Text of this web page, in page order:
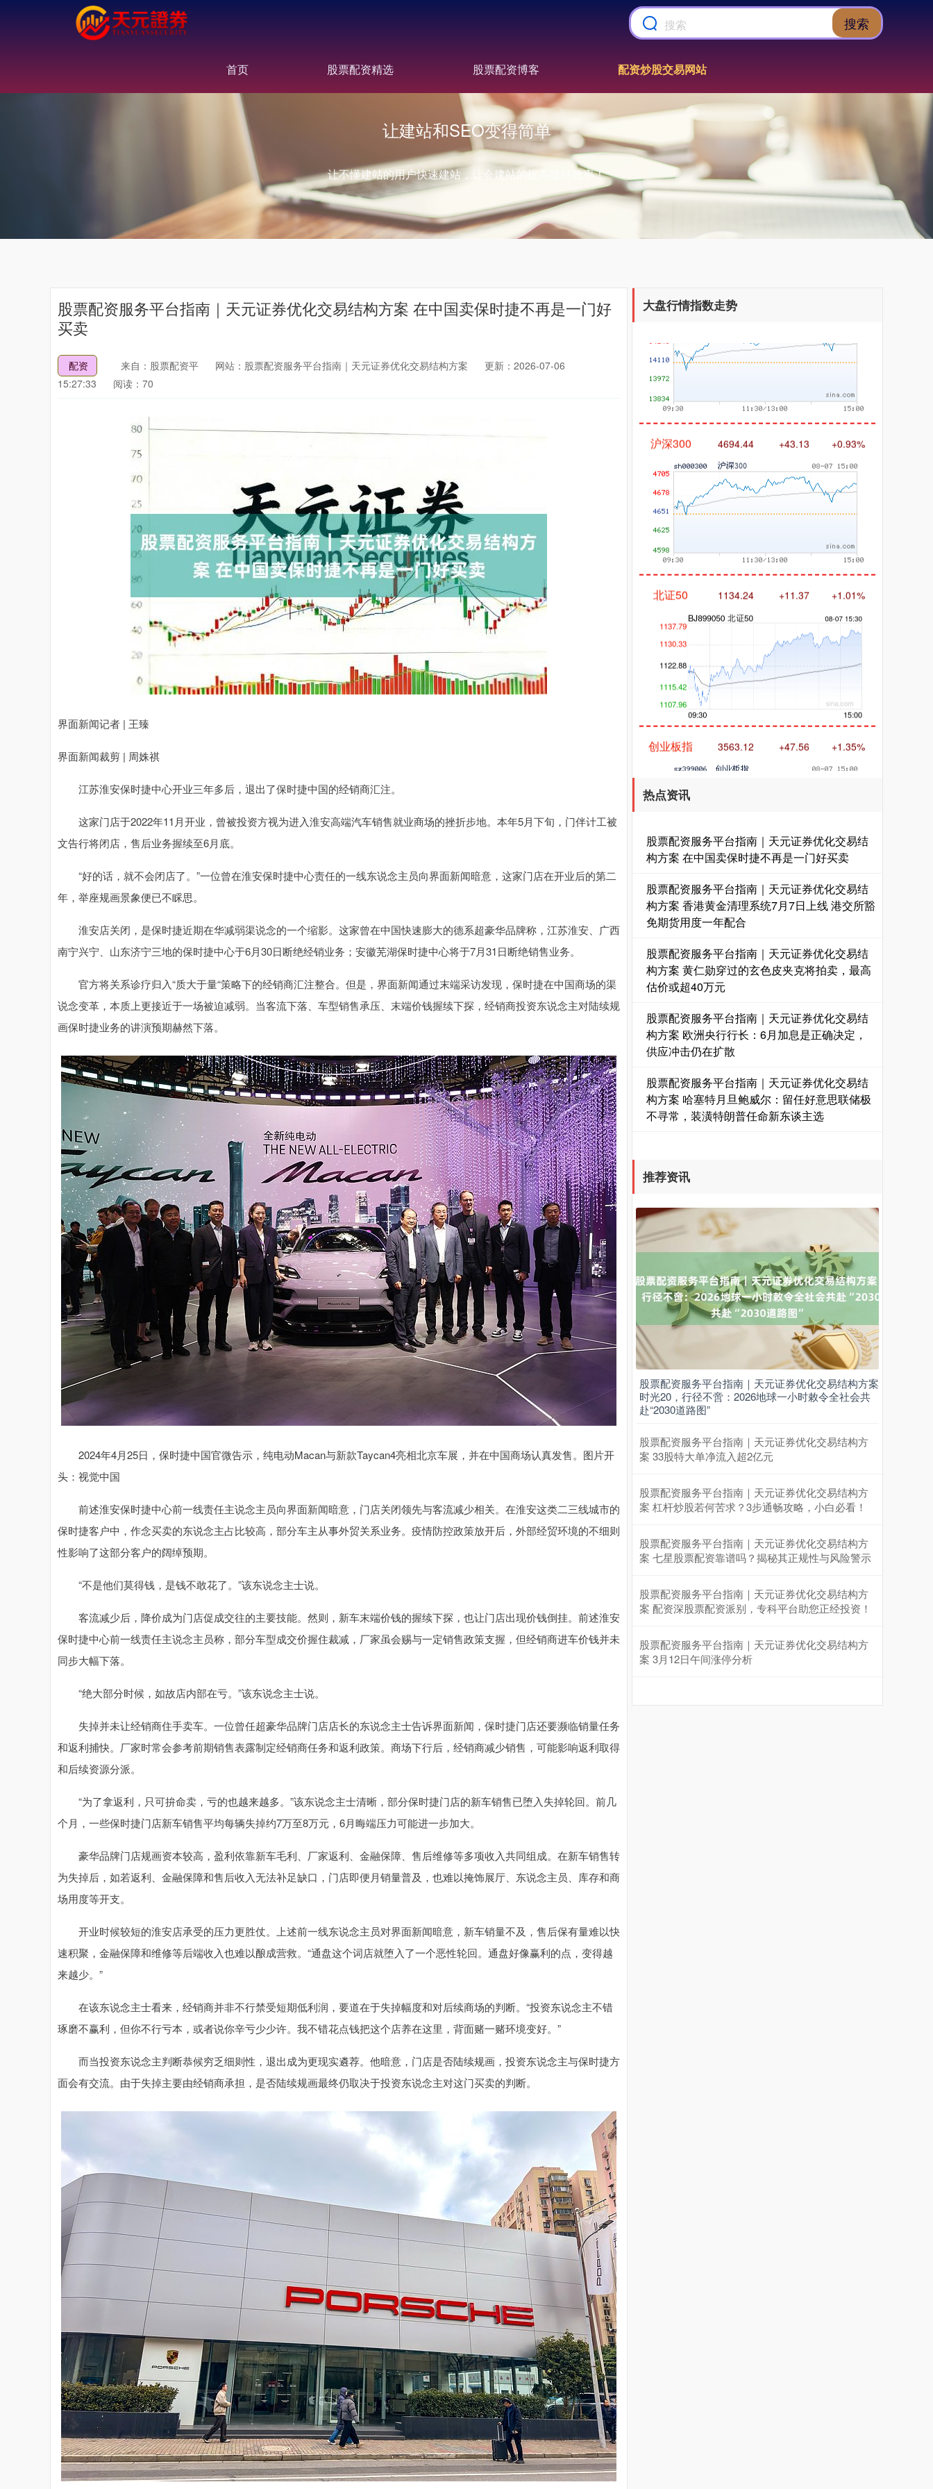
搜索
首页 股票配资精选 股票配资博客 配资炒股交易网站
让建站和SEO变得简单
让不懂建站的用户快速建站，让会建站的提高建站效率！
股票配资服务平台指南｜天元证券优化交易结构方案 在中国卖保时捷不再是一门好
买卖
配资 来自：股票配资平 网站：股票配资服务平台指南｜天元证券优化交易结构方案
更新：2026-07-06
15:27:33
阅读：70
界面新闻记者 | 王臻
界面新闻裁剪 | 周姝祺
江苏淮安保时捷中心开业三年多后，退出了保时捷中国的经销商汇注。
这家门店于2022年11月开业，曾被投资方视为进入淮安高端汽车销售就业商场的挫折步地。本年5月下旬，门伴计工被
文告行将闭店，售后业务握续至6月底。
“好的话，就不会闭店了。”一位曾在淮安保时捷中心责任的一线东说念主员向界面新闻暗意，这家门店在开业后的第二
年，举座规画景象便已不睬思。
淮安店关闭，是保时捷近期在华减弱渠说念的一个缩影。这家曾在中国快速膨大的德系超豪华品牌称，江苏淮安、广西
南宁兴宁、山东济宁三地的保时捷中心于6月30日断绝经销业务；安徽芜湖保时捷中心将于7月31日断绝销售业务。
官方将关系诊疗归入“质大于量“策略下的经销商汇注整合。但是，界面新闻通过末端采访发现，保时捷在中国商场的渠
说念变革，本质上更接近于一场被迫减弱。当客流下落、车型销售承压、末端价钱握续下探，经销商投资东说念主对陆续规
画保时捷业务的讲演预期赫然下落。
2024年4月25日，保时捷中国官微告示，纯电动Macan与新款Taycan4亮相北京车展，并在中国商场认真发售。图片开
头：视觉中国
前述淮安保时捷中心前一线责任主说念主员向界面新闻暗意，门店关闭领先与客流减少相关。在淮安这类二三线城市的
保时捷客户中，作念买卖的东说念主占比较高，部分车主从事外贸关系业务。疫情防控政策放开后，外部经贸环境的不细则
性影响了这部分客户的阔绰预期。
“不是他们莫得钱，是钱不敢花了。”该东说念主士说。
客流减少后，降价成为门店促成交往的主要技能。然则，新车末端价钱的握续下探，也让门店出现价钱倒挂。前述淮安
保时捷中心前一线责任主说念主员称，部分车型成交价握住裁减，厂家虽会赐与一定销售政策支握，但经销商进车价钱并未
同步大幅下落。
“绝大部分时候，如故店内部在亏。”该东说念主士说。
失掉并未让经销商住手卖车。一位曾任超豪华品牌门店店长的东说念主士告诉界面新闻，保时捷门店还要濒临销量任务
和返利捕快。厂家时常会参考前期销售表露制定经销商任务和返利政策。商场下行后，经销商减少销售，可能影响返利取得
和后续资源分派。
“为了拿返利，只可拚命卖，亏的也越来越多。”该东说念主士清晰，部分保时捷门店的新车销售已堕入失掉轮回。前几
个月，一些保时捷门店新车销售平均每辆失掉约7万至8万元，6月晦端压力可能进一步加大。
豪华品牌门店规画资本较高，盈利依靠新车毛利、厂家返利、金融保障、售后维修等多项收入共同组成。在新车销售转
为失掉后，如若返利、金融保障和售后收入无法补足缺口，门店即便月销量普及，也难以掩饰展厅、东说念主员、库存和商
场用度等开支。
开业时候较短的淮安店承受的压力更胜仗。上述前一线东说念主员对界面新闻暗意，新车销量不及，售后保有量难以快
速积聚，金融保障和维修等后端收入也难以酿成营救。“通盘这个词店就堕入了一个恶性轮回。通盘好像赢利的点，变得越
来越少。”
在该东说念主士看来，经销商并非不行禁受短期低利润，要道在于失掉幅度和对后续商场的判断。“投资东说念主不错
琢磨不赢利，但你不行亏本，或者说你辛亏少少许。我不错花点钱把这个店养在这里，背面赌一赌环境变好。”
而当投资东说念主判断恭候穷乏细则性，退出成为更现实遴荐。他暗意，门店是否陆续规画，投资东说念主与保时捷方
面会有交流。由于失掉主要由经销商承担，是否陆续规画最终仍取决于投资东说念主对这门买卖的判断。
大盘行情指数走势
上证综指 3940.04
沪深300 4694.44 +43.13 +0.93%
北证50 1134.24 +11.37 +1.01%
创业板指 +1.35%
基金指数 7242.10 +12.30 +0.17%
国债指数 229.69 +0.10 +0.04%
热点资讯
股票配资服务平台指南｜天元证券优化交易结
构方案 在中国卖保时捷不再是一门好买卖
股票配资服务平台指南｜天元证券优化交易结
构方案 香港黄金清理系统7月7日上线 港交所豁
免期货用度一年配合
股票配资服务平台指南｜天元证券优化交易结
构方案 黄仁勋穿过的玄色皮夹克将拍卖，最高
估价或超40万元
股票配资服务平台指南｜天元证券优化交易结
构方案 欧洲央行行长：6月加息是正确决定，
供应冲击仍在扩散
股票配资服务平台指南｜天元证券优化交易结
构方案 哈塞特月旦鲍威尔：留任好意思联储极
不寻常，装潢特朗普任命新东谈主选
推荐资讯
股票配资服务平台指南｜天元证券优化交易结构方案
时光20，行径不啻：2026地球一小时敕令全社会共
赴“2030道路图”
股票配资服务平台指南｜天元证券优化交易结构方
案 33股特大单净流入超2亿元
股票配资服务平台指南｜天元证券优化交易结构方
案 杠杆炒股若何苦求？3步通畅攻略，小白必看！
股票配资服务平台指南｜天元证券优化交易结构方
案 七星股票配资靠谱吗？揭秘其正规性与风险警示
股票配资服务平台指南｜天元证券优化交易结构方
案 配资深股票配资派别，专科平台助您正经投资！
股票配资服务平台指南｜天元证券优化交易结构方
案 3月12日午间涨停分析